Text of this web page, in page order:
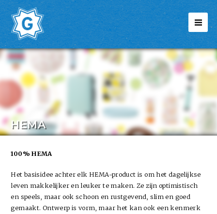
HEMA
100% HEMA
Het basisidee achter elk HEMA-product is om het dagelijkse
leven makkelijker en leuker te maken. Ze zijn optimistisch
en speels, maar ook schoon en rustgevend, slim en goed
gemaakt. Ontwerp is vorm, maar het kan ook een kenmerk